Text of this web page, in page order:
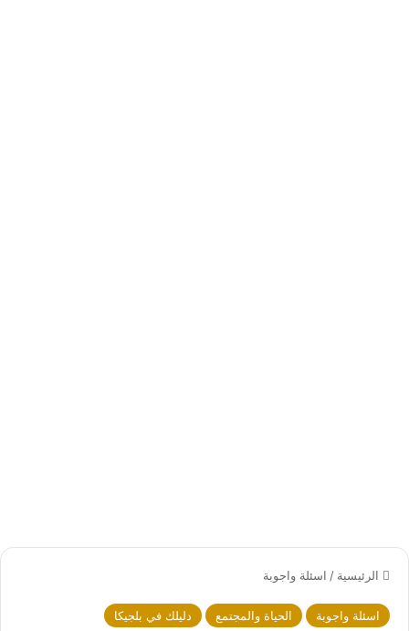
الرئيسية / اسئلة واجوبة
اسئلة واجوبة الحياة والمجتمع دليلك في بلجيكا